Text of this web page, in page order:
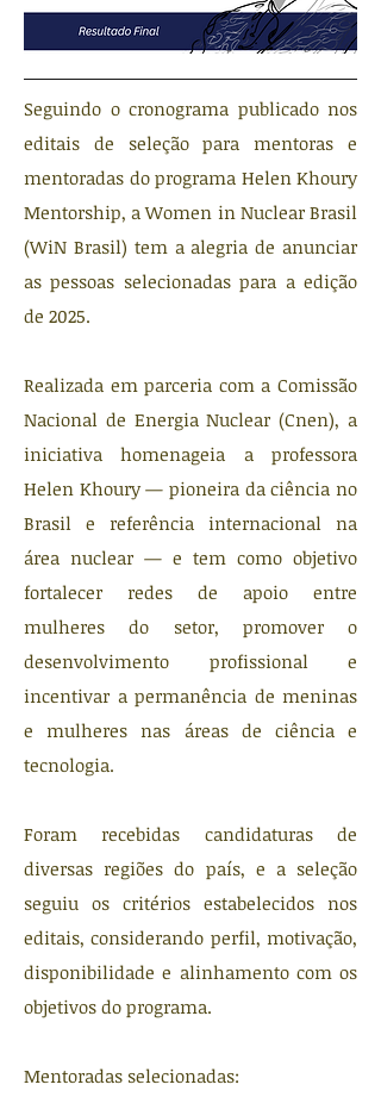
Seguindo o cronograma publicado nos
editais de seleção para mentoras e
mentoradas do programa Helen Khoury
Mentorship, a Women in Nuclear Brasil
(WiN Brasil) tem a alegria de anunciar
as pessoas selecionadas para a edição
de 2025.
Realizada em parceria com a Comissão
Nacional de Energia Nuclear (Cnen), a
iniciativa homenageia a professora
Helen Khoury — pioneira da ciência no
Brasil e referência internacional na
área nuclear — e tem como objetivo
fortalecer redes de apoio entre
mulheres do setor, promover o
desenvolvimento profissional e
incentivar a permanência de meninas
e mulheres nas áreas de ciência e
tecnologia.
Foram recebidas candidaturas de
diversas regiões do país, e a seleção
seguiu os critérios estabelecidos nos
editais, considerando perfil, motivação,
disponibilidade e alinhamento com os
objetivos do programa.
Mentoradas selecionadas: